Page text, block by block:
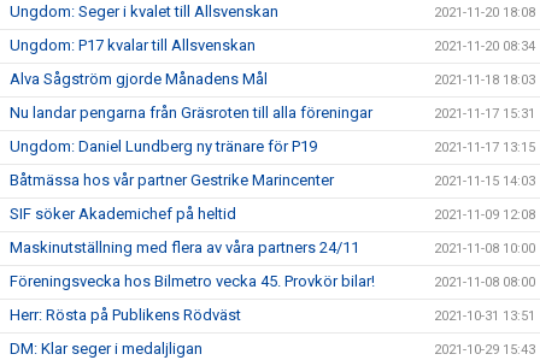
Ungdom: Seger i kvalet till Allsvenskan 2021-11-20 18:08
Ungdom: P17 kvalar till Allsvenskan 2021-11-20 08:34
Alva Sågström gjorde Månadens Mål 2021-11-18 18:03
Nu landar pengarna från Gräsroten till alla föreningar 2021-11-17 15:31
Ungdom: Daniel Lundberg ny tränare för P19 2021-11-17 13:15
Båtmässa hos vår partner Gestrike Marincenter 2021-11-15 14:03
SIF söker Akademichef på heltid 2021-11-09 12:08
Maskinutställning med flera av våra partners 24/11 2021-11-08 10:00
Föreningsvecka hos Bilmetro vecka 45. Provkör bilar! 2021-11-08 08:00
Herr: Rösta på Publikens Rödväst 2021-10-31 13:51
DM: Klar seger i medaljligan 2021-10-29 15:43